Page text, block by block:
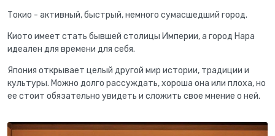
Токио - активный, быстрый, немного сумасшедший город.
Киото имеет стать бывшей столицы Империи, а город Нара
идеален для времени для себя.
Япония открывает целый другой мир истории, традиции и
культуры. Можно долго рассуждать, хороша она или плоха, но
ее стоит обязательно увидеть и сложить свое мнение о ней.